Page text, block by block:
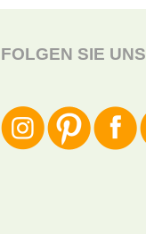
FOLGEN SIE UNS